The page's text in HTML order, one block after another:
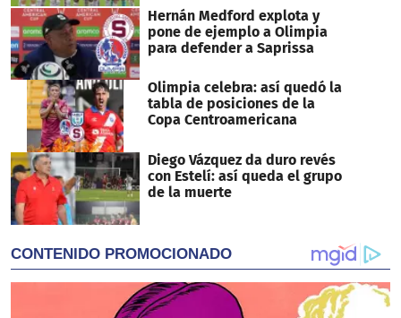
Hernán Medford explota y
pone de ejemplo a Olimpia
para defender a Saprissa
Olimpia celebra: así quedó la
tabla de posiciones de la
Copa Centroamericana
Diego Vázquez da duro revés
con Estelí: así queda el grupo
de la muerte